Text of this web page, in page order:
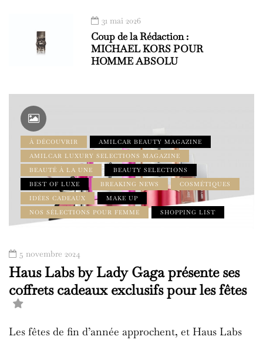
31 mai 2026
Coup de la Rédaction :
MICHAEL KORS POUR
HOMME ABSOLU
À DÉCOUVRIR
AMILCAR BEAUTY MAGAZINE
AMILCAR LUXURY SELECTIONS MAGAZINE
BEAUTÉ À LA UNE
BEAUTY SELECTIONS
BEST OF LUXE
BREAKING NEWS
COSMÉTIQUES
IDÉES CADEAUX
MAKE UP
NOS SÉLECTIONS POUR FEMME
SHOPPING LIST
5 novembre 2024
Haus Labs by Lady Gaga présente ses
coffrets cadeaux exclusifs pour les fêtes
Les fêtes de fin d’année approchent, et Haus Labs